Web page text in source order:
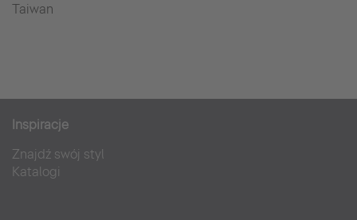
Taiwan
Inspiracje
Znajdź swój styl
Katalogi